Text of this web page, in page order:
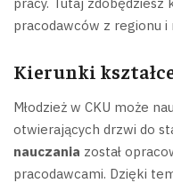
pracodawców z regionu i
Kierunki
Młodzież w CKU może
otwierających drzwi do
nauczania został
pracodawcami. Dzięki